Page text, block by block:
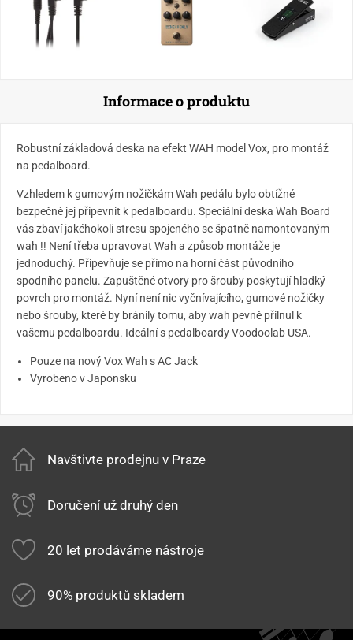
Informace o produktu
Robustní základová deska na efekt WAH model Vox, pro montáž
na pedalboard.
Vzhledem k gumovým nožičkám Wah pedálu bylo obtížné
bezpečně jej připevnit k pedalboardu. Speciální deska Wah Board
vás zbaví jakéhokoli stresu spojeného se špatně namontovaným
wah !! Není třeba upravovat Wah a způsob montáže je
jednoduchý. Připevňuje se přímo na horní část původního
spodního panelu. Zapuštěné otvory pro šrouby poskytují hladký
povrch pro montáž. Nyní není nic vyčnívajícího, gumové nožičky
nebo šrouby, které by bránily tomu, aby wah pevně přilnul k
vašemu pedalboardu. Ideální s pedalboardy Voodoolab USA.
Pouze na nový Vox Wah s AC Jack
Vyrobeno v Japonsku
Navštivte prodejnu v Praze
Doručení už druhý den
20 let prodáváme nástroje
90% produktů skladem